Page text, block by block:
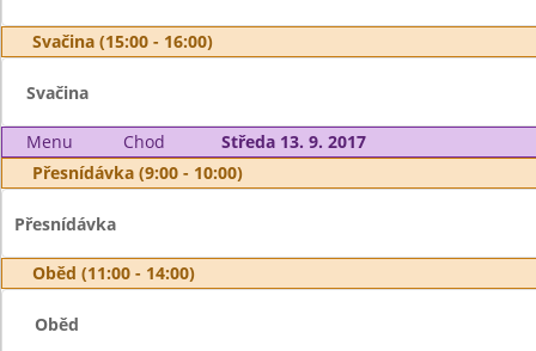
Svačina (15:00 - 16:00)
Svačina
Menu Chod
Středa 13. 9. 2017
Přesnídávka (9:00 - 10:00)
Přesnídávka
Oběd (11:00 - 14:00)
Oběd